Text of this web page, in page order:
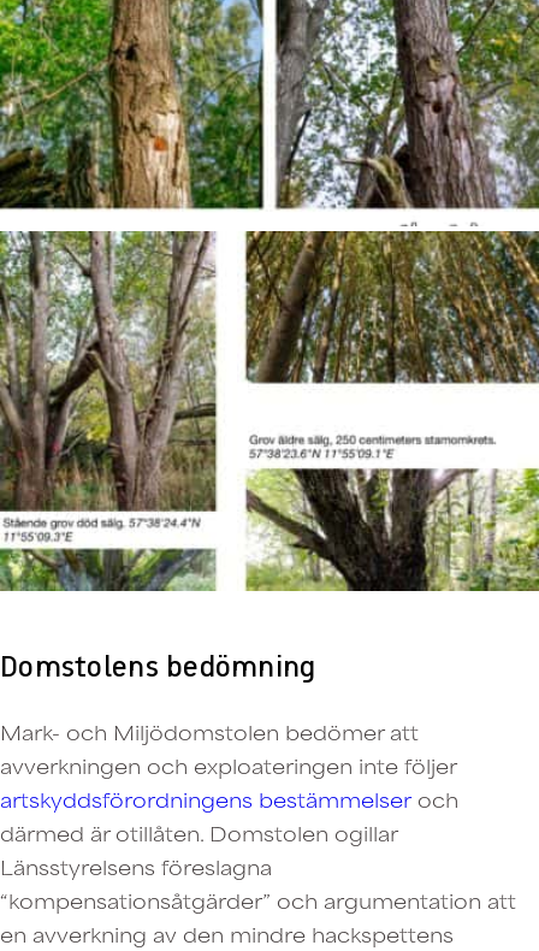
Domstolens bedömning
Mark- och Miljödomstolen bedömer att
avverkningen och exploateringen inte följer
artskyddsförordningens bestämmelseroch
därmed är otillåten. Domstolen ogillar
Länsstyrelsens föreslagna
“kompensationsåtgärder” och argumentation att
en avverkning av den mindre hackspettens